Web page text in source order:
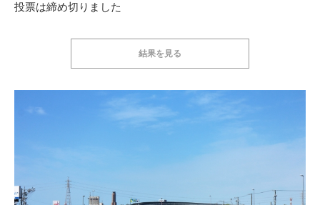
投票は締め切りました
結果を見る